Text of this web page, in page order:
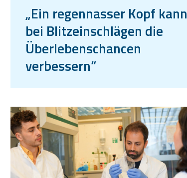
„Ein regennasser Kopf kann
bei Blitzeinschlägen die
Überlebenschancen
verbessern“